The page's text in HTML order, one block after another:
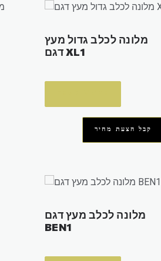
מלונה לכלב גדול מעץ
דגם XL1
קבל הצעת מחיר
מלונה לכלב מעץ דגם
BEN1